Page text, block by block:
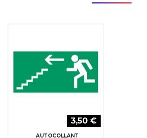
3,50 €
AUTOCOLLANT